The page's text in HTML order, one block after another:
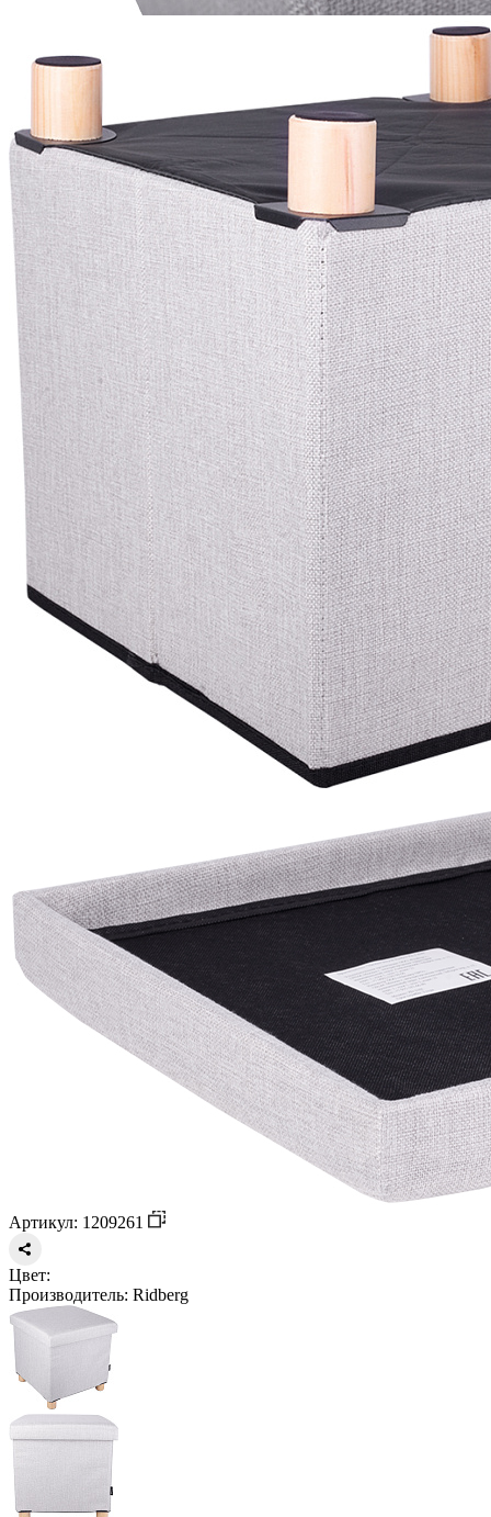
Артикул: 1209261
Цвет:
Производитель: Ridberg